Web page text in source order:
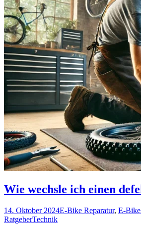
Wie wechsle ich einen
14. Oktober 2024E-Bike Reparatur, E-
RatgeberTechnik